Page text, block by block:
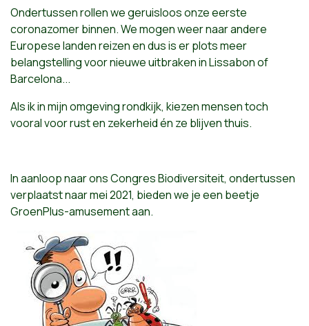
Ondertussen rollen we geruisloos onze eerste
coronazomer binnen. We mogen weer naar andere
Europese landen reizen en dus is er plots meer
belangstelling voor nieuwe uitbraken in Lissabon of
Barcelona...
Als ik in mijn omgeving rondkijk, kiezen mensen toch
vooral voor rust en zekerheid én ze blijven thuis.
In aanloop naar ons Congres Biodiversiteit, ondertussen
verplaatst naar mei 2021, bieden we je een beetje
GroenPlus-amusement aan.